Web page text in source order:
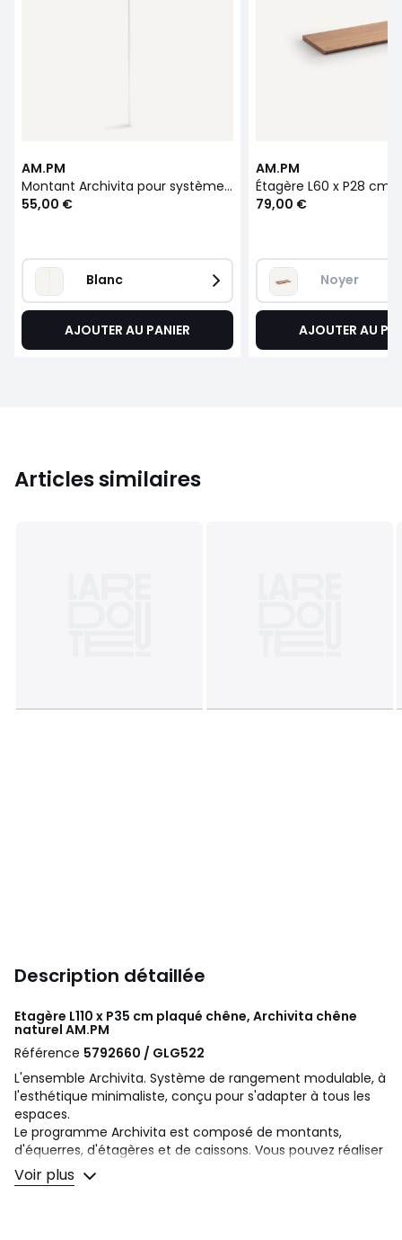
AM.PM
Montant Archivita pour système de rangement
55,00 €
Blanc
AJOUTER AU PANIER
AM.PM
79,00 €
Noyer
AJOUTER AU
Articles similaires
Description détaillée
Etagère L110 x P35 cm plaqué chêne, Archivita chêne
naturel AM.PM
Référence 5792660 / GLG522
L'ensemble Archivita. Système de rangement modulable, à
l'esthétique minimaliste, conçu pour s'adapter à tous les
espaces.
Le programme Archivita est composé de montants,
d'équerres, d'étagères et de caissons. Vous pouvez réaliser
la composition que vous souhaitez.
Voir plus